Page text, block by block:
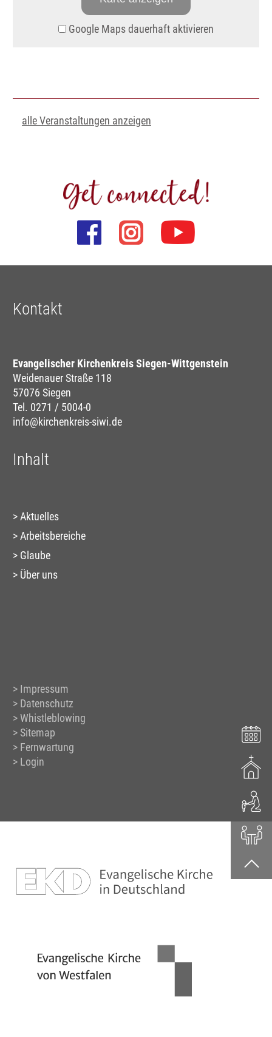
Google Maps dauerhaft aktivieren
alle Veranstaltungen anzeigen
Kontakt
Evangelischer Kirchenkreis Siegen-Wittgenstein
Weidenauer Straße 118
57076 Siegen
Tel. 0271 / 5004-0
info@kirchenkreis-siwi.de
Inhalt
Aktuelles
Arbeitsbereiche
Glaube
Über uns
Impressum
Datenschutz
Whistleblowing
Sitemap
Fernwartung
Login